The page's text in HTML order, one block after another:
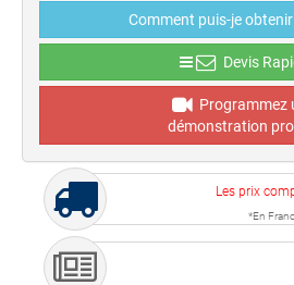
Comment puis-je
Devis
Programmez
démonstration
Les prix
*En